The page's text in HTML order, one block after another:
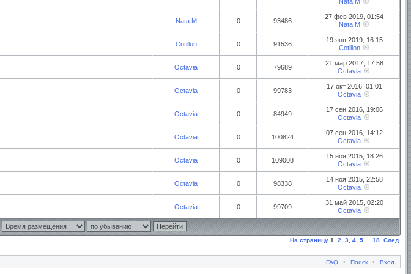
Nata M 0 93486
27 фев 2019, 01:54
Nata M
Cotillon 0 91536
19 янв 2019, 16:15
Cotillon
Octavia 0 79689
21 мар 2017, 17:58
Octavia
Octavia 0 99783
17 окт 2016, 01:01
Octavia
Octavia 0 84949
17 сен 2016, 19:06
Octavia
Octavia 0 100824
07 сен 2016, 14:12
Octavia
Octavia 0 109008
15 ноя 2015, 18:26
Octavia
Octavia 0 98338
14 ноя 2015, 22:58
Octavia
Octavia 0 99709
31 май 2015, 02:20
Octavia
На страницу 1 2 3 4 5 18 След.
FAQ • Поиск • Вход